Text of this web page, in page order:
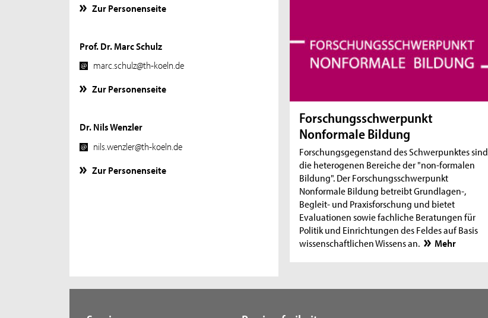
Zur Personenseite
Prof. Dr. Marc Schulz
marc.schulz@th-koeln.de
Zur Personenseite
Dr. Nils Wenzler
nils.wenzler@th-koeln.de
Zur Personenseite
Forschungsschwerpunkt
Nonformale Bildung
Forschungsgegenstand des Schwerpunktes sind
die heterogenen Bereiche der "non-formalen
Bildung". Der Forschungsschwerpunkt
Nonformale Bildung betreibt Grundlagen-,
Begleit- und Praxisforschung und bietet
Evaluationen sowie fachliche Beratungen für
Politik und Einrichtungen des Feldes auf Basis
wissenschaftlichen Wissens an.
Mehr